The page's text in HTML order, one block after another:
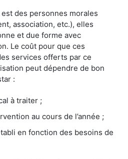
des personnes morales
association, etc.), elles
et due forme avec
Le coût pour que ces
services offerts par ce
peut dépendre de bon
:
à traiter ;
au cours de l’année ;
en fonction des besoins de